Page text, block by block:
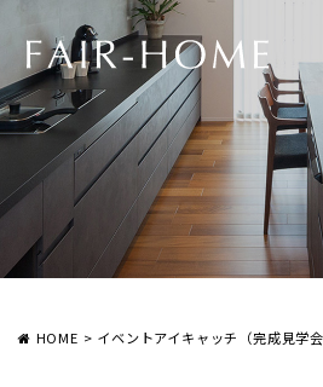
HOME > イベントアイキャッチ（完成見学会